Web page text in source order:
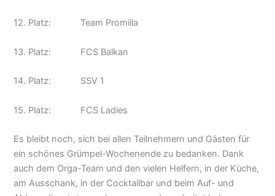
12. Platz: Team Promilla
13. Platz: FCS Balkan
14. Platz: SSV 1
15. Platz: FCS Ladies
Es bleibt noch, sich bei allen Teilnehmern und Gästen für
ein schönes Grümpel-Wochenende zu bedanken. Dank
auch dem Orga-Team und den vielen Helfern, in der Küche,
am Ausschank, in der Cocktailbar und beim Auf- und